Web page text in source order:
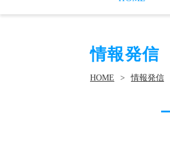
情報発信
HOME 情報発信